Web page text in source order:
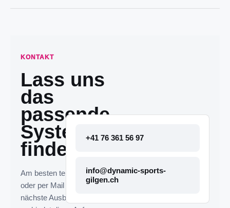
KONTAKT
Lass uns
das
passende
System
finden.
Am besten telefonisch
oder per Mail melden. Die
nächste Ausbaustufe
+41 76 361 56 97
info@dynamic-sports-
gilgen.ch